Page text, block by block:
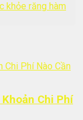
khỏe răng hàm
Chi Phí